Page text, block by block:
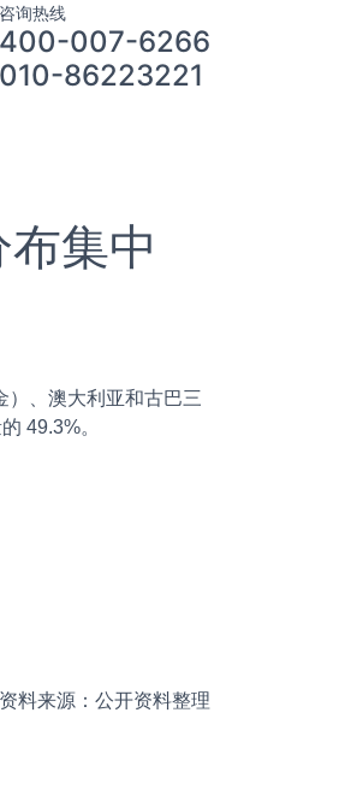
咨询热线
400-007-6266
010-86223221
集中
）、澳大利亚和古巴三
49.3%。
来源：公开资料整理